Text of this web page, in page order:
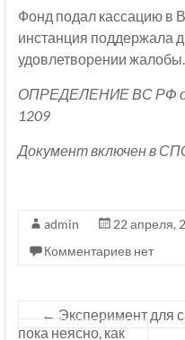
Фонд подал кассацию в
инстанция поддержала
удовлетворении жалобы.
ОПРЕДЕЛЕНИЕ ВС РФ
1209
Документ включен в
admin 22 апреля,
Комментариев нет
← Эксперимент для
пока неясно, как